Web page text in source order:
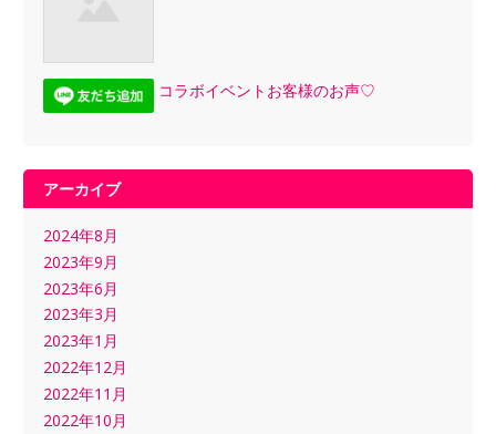
コラボイベントお客様のお声♡
アーカイブ
2024年8月
2023年9月
2023年6月
2023年3月
2023年1月
2022年12月
2022年11月
2022年10月